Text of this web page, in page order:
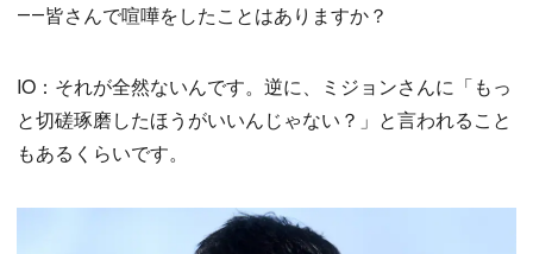
――皆さんで喧嘩をしたことはありますか？
IO：それが全然ないんです。逆に、ミジョンさんに「もっ
と切磋琢磨したほうがいいんじゃない？」と言われること
もあるくらいです。